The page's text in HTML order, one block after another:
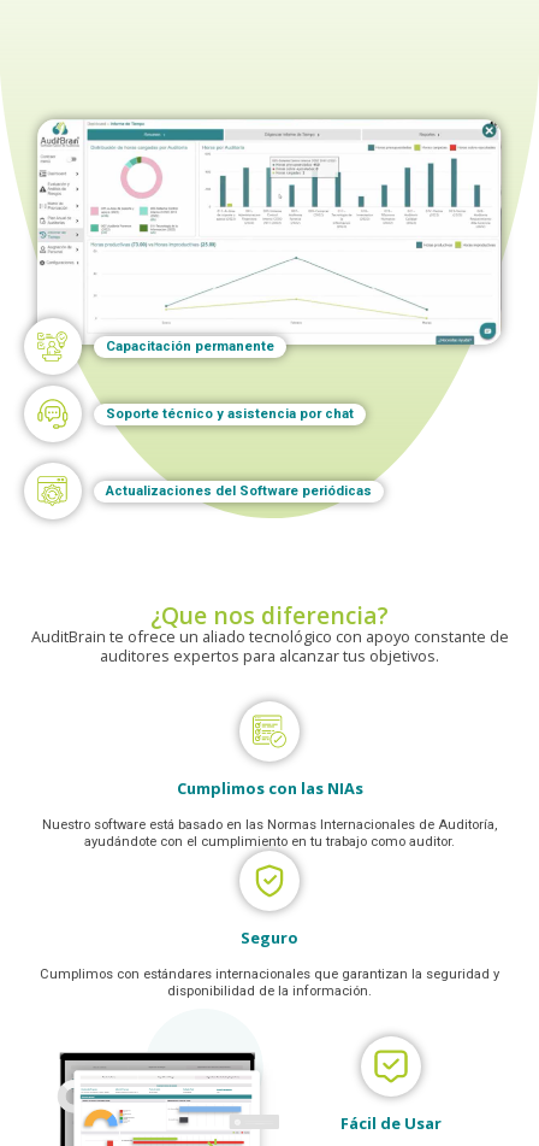
Capacitación permanente
Soporte técnico y asistencia por chat
Actualizaciones del Software periódicas
¿Que nos diferencia?
AuditBrain te ofrece un aliado tecnológico con apoyo constante de
auditores expertos para alcanzar tus objetivos.
Cumplimos con las NIAs
Nuestro software está basado en las Normas Internacionales de Auditoría,
ayudándote con el cumplimiento en tu trabajo como auditor.
Seguro
Cumplimos con estándares internacionales que garantizan la seguridad y
disponibilidad de la información.
Fácil de Usar